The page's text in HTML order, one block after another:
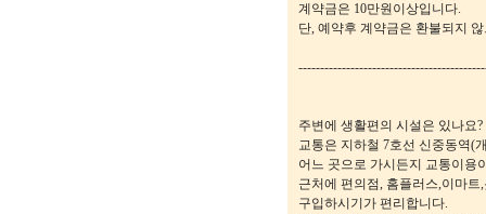
계약금은 10만원이상입니다.
단, 예약후 계약금은 환불되지
주변에 생활편의 시설은 있나요?
교통은 지하철 7호선 신중동역(
어느 곳으로 가시든지 교통이용
근처에 편의점, 홈플러스,이마
구입하시기가 편리합니다.